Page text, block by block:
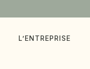
L’ENTREPRISE